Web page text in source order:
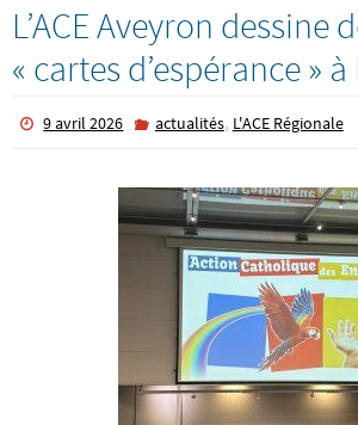
L’ACE Aveyron dessine
« cartes d’espérance »
9 avril 2026 actualités, L'ACE Régionale